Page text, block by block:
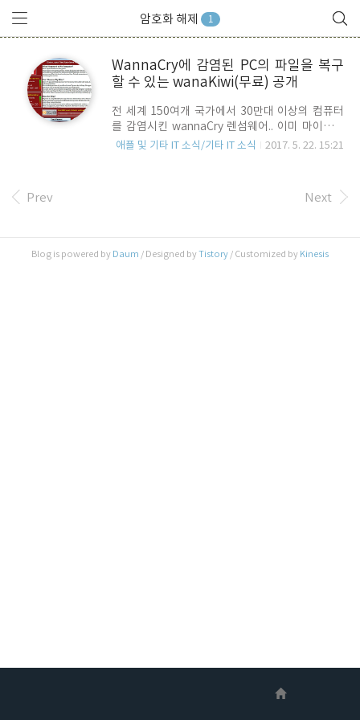
암호화 해제 1
WannaCry에 감염된 PC의 파일을 복구
할 수 있는 wanaKiwi(무료) 공개
전 세계 150여개 국가에서 30만대 이상의 컴퓨터
를 감염시킨 wannaCry 렌섬웨어.. 이미 마이크로
소프트사에서 보안 패치를 공개하고 있지만, 미처
한 wanaKiwi를 사용하여 WannaCry에 의해 암호
화된 파일을 복구시킬 수 있습니다. 단, 이 프로그램
인한 직 후, PC를 재 부팅하지 않은 상태여야 함. 2.
wannaCry 표시창의 남은 시간이 경과되지 않은
애플 및 기타 IT 소식/기타 IT 소식 2017. 5. 22. 15:21
Prev Next
Blog is powered by Daum / Designed byTistory / Customized by Kinesis